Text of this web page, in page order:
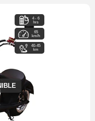
4 - 6
hrs
65
km/h
40-45
km